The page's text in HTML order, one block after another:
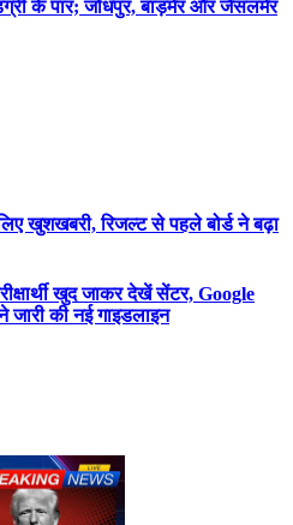
के पार; जोधपुर, बाड़मेर और जैसलमेर
लिए खुशखबरी, रिजल्ट से पहले बोर्ड ने बढ़ा
खुद जाकर देखें सेंटर, Google
की नई गाइडलाइन